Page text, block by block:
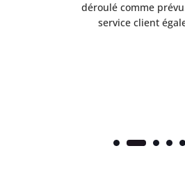
déroulé comme
service client